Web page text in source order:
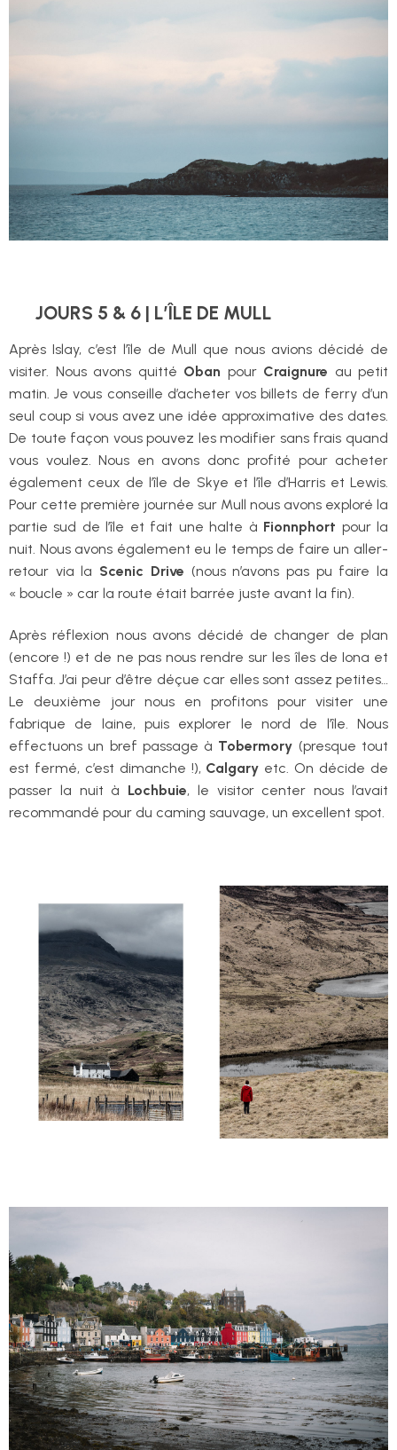
JOURS 5 & 6 | L’ÎLE DE MULL
Après Islay, c’est l’île de Mull que nous avions décidé de
visiter. Nous avons quitté Oban pour Craignure au petit
matin. Je vous conseille d’acheter vos billets de ferry d’un
seul coup si vous avez une idée approximative des dates.
De toute façon vous pouvez les modifier sans frais quand
vous voulez. Nous en avons donc profité pour acheter
également ceux de l’île de Skye et l’île d’Harris et Lewis.
Pour cette première journée sur Mull nous avons exploré la
partie sud de l’île et fait une halte à Fionnphort pour la
nuit. Nous avons également eu le temps de faire un aller-
retour via la Scenic Drive (nous n’avons pas pu faire la
« boucle » car la route était barrée juste avant la fin).
Après réflexion nous avons décidé de changer de plan
(encore !) et de ne pas nous rendre sur les îles de Iona et
Staffa. J’ai peur d’être déçue car elles sont assez petites…
Le deuxième jour nous en profitons pour visiter une
fabrique de laine, puis explorer le nord de l’île. Nous
effectuons un bref passage à Tobermory (presque tout
est fermé, c’est dimanche !), Calgary etc. On décide de
passer la nuit à Lochbuie, le visitor center nous l’avait
recommandé pour du caming sauvage, un excellent spot.